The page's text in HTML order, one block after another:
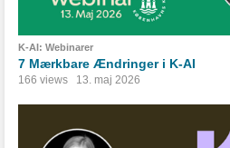
K-AI: Webinarer
7 Mærkbare Ændringer i K-AI
166 views 13. maj 2026